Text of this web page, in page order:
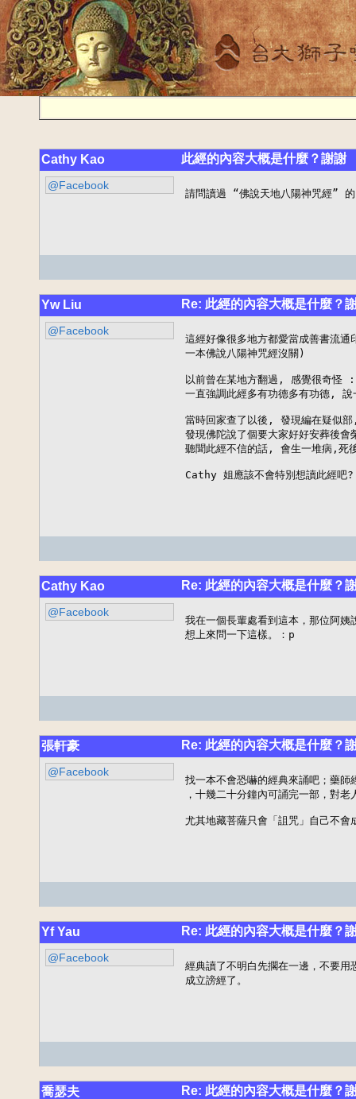
Cathy Kao 此經的內容大概是什麼？謝謝
@Facebook
請問讀過 “佛說天地八陽神咒經”
Yw Liu Re: 此經的內容大概是什麼？
@Facebook
這經好像很多地方都愛當成善書流
一本佛說八陽神咒經沒關)
以前曾在某地方翻過, 感覺很奇怪
一直強調此經多有功德多有功德,
當時回家查了以後, 發現編在疑
發現佛陀說了個要大家好好安葬後
聽聞此經不信的話, 會生一堆病,死
Cathy 姐應該不會特別想讀此經吧
Cathy Kao Re: 此經的內容大概是什麼？
@Facebook
我在一個長輩處看到這本，那位阿
想上來問一下這樣。：p
張軒豪 Re: 此經的內容大概是什麼？
@Facebook
找一本不會恐嚇的經典來誦吧；藥
，十幾二十分鐘內可誦完一部，對老
尤其地藏菩薩只會「詛咒」自己不
Yf Yau Re: 此經的內容大概是什麼？
@Facebook
經典讀了不明白先擱在一邊，不要
成立謗經了。
喬瑟夫 Re: 此經的內容大概是什麼？